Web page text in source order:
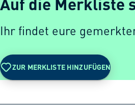
Ihr findet eure
ZUR MERKLISTE HINZUFÜGEN